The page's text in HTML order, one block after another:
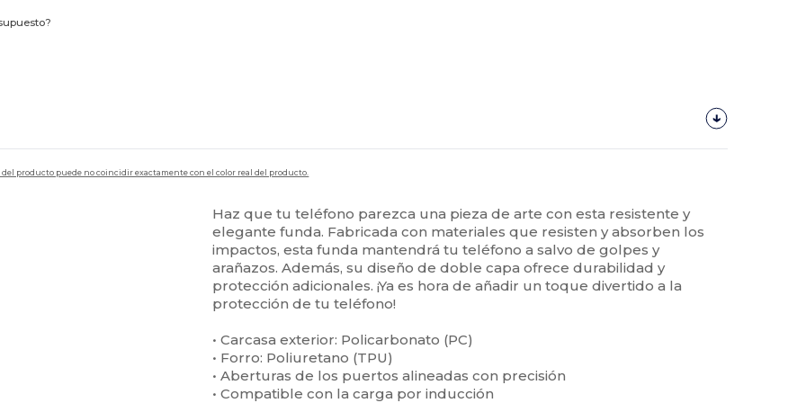
producto puede no coincidir exactamente con el color real del producto.
Haz que tu teléfono parezca una pieza de arte con esta resistente y
elegante funda. Fabricada con materiales que resisten y absorben los
impactos, esta funda mantendrá tu teléfono a salvo de golpes y
arañazos. Además, su diseño de doble capa ofrece durabilidad y
protección adicionales. ¡Ya es hora de añadir un toque divertido a la
protección de tu teléfono!
• Carcasa exterior: Policarbonato (PC)
• Forro: Poliuretano (TPU)
• Aberturas de los puertos alineadas con precisión
• Compatible con la carga por inducción